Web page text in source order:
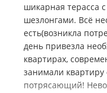
шикарная терасса
шезлонгами. Всё
есть(возникла
день привезла
квартирах,
занимали квартиру
потрясающий!